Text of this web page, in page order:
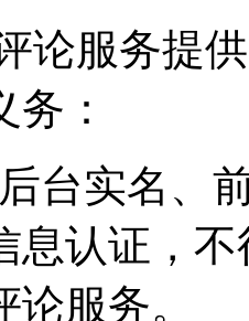
论服务提
：
后台实名、
息认证，
服务。